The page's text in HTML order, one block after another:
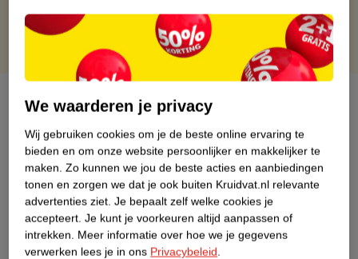
Over dit product
Productinformatie
Nature Impact Score
Dit product heeft (nog) geen Nature
Impact Score.
Meer informatie
We waarderen je privacy
Wij gebruiken cookies om je de beste online ervaring te
bieden en om onze website persoonlijker en makkelijker te
maken. Zo kunnen we jou de beste acties en aanbiedingen
tonen en zorgen we dat je ook buiten Kruidvat.nl relevante
advertenties ziet. Je bepaalt zelf welke cookies je
accepteert. Je kunt je voorkeuren altijd aanpassen of
intrekken. Meer informatie over hoe we je gegevens
verwerken lees je in ons Privacybeleid.